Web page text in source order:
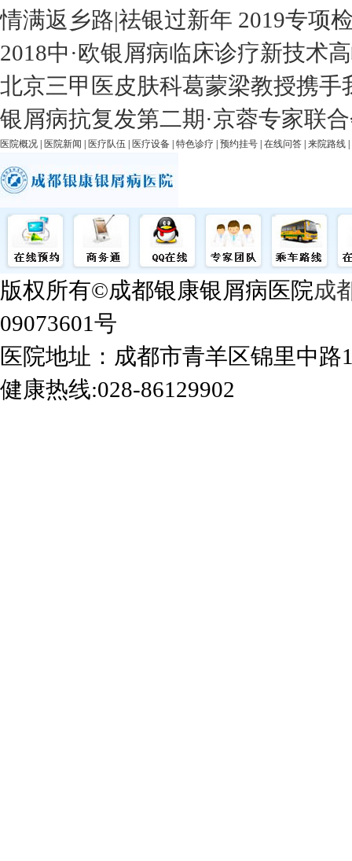
情满返乡路|祛银过新年 2019专项
2018中·欧银屑病临床诊疗新技术
北京三甲医皮肤科葛蒙梁教授携手
银屑病抗复发第二期·京蓉专家联
医院概况 医院新闻 医疗队伍 医疗设备 特色诊疗 预约挂号 在线问答 来院路线
版权所有©成都银康银屑病医院成
09073601号
医院地址：成都市青羊区锦里中
健康热线:028-86129902